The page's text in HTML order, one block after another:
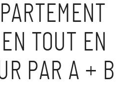
TOUT EN
PAR A + B